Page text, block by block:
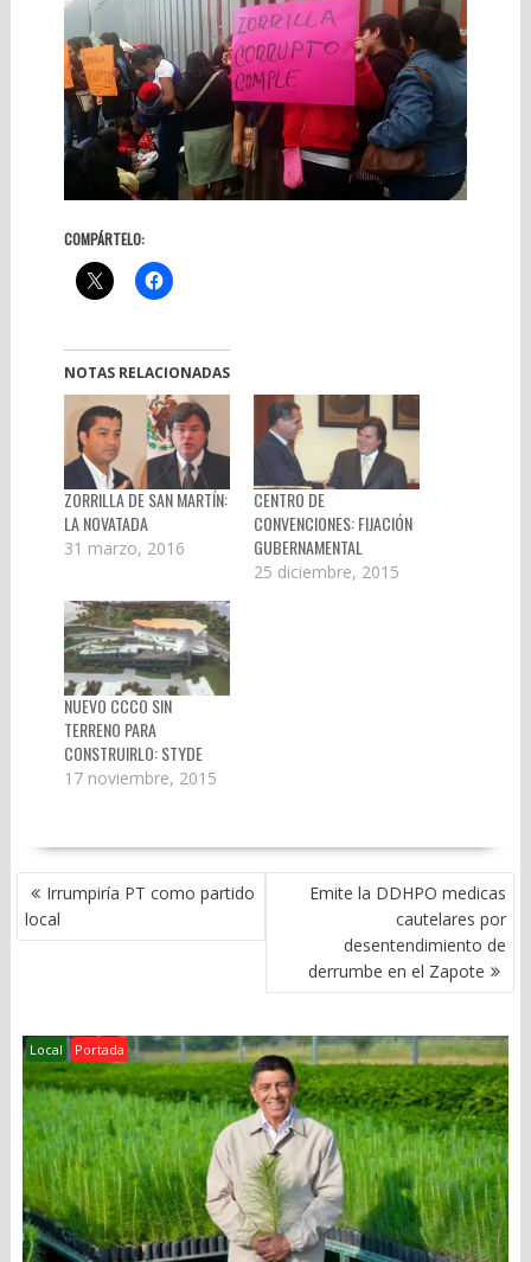
COMPÁRTELO:
NOTAS RELACIONADAS
ZORRILLA DE SAN MARTÍN:
LA NOVATADA
31 marzo, 2016
CENTRO DE
CONVENCIONES: FIJACIÓN
GUBERNAMENTAL
25 diciembre, 2015
NUEVO CCCO SIN
TERRENO PARA
CONSTRUIRLO: STYDE
17 noviembre, 2015
NAVEGACIÓN
DE
ENTRADAS
Irrumpiría PT como partido
local
Emite la DDHPO medicas
cautelares por
desentendimiento de
derrumbe en el Zapote
Local Portada